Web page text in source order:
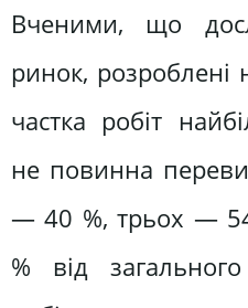
Вченими, що
ринок, розроблені
частка робіт
не повинна
— 40 %, трьох —
% від